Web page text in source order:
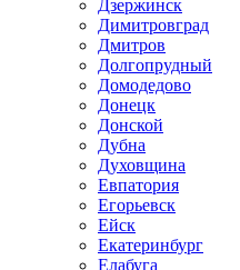
Дзержинск
Димитровград
Дмитров
Долгопрудный
Домодедово
Донецк
Донской
Дубна
Духовщина
Евпатория
Егорьевск
Ейск
Екатеринбург
Елабуга